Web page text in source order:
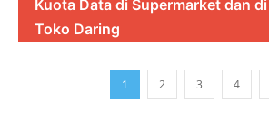
Kuota Data di Supermarket dan di
Toko Daring
1 2 3 4